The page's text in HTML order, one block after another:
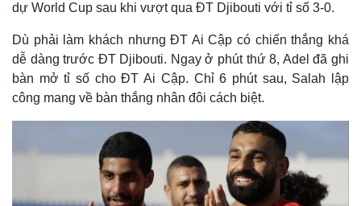
dự World Cup sau khi vượt qua ĐT Djibouti với tỉ số 3-0.
Dù phải làm khách nhưng ĐT Ai Cập có chiến thắng khá
dễ dàng trước ĐT Djibouti. Ngay ở phút thứ 8, Adel đã ghi
bàn mở tỉ số cho ĐT Ai Cập. Chỉ 6 phút sau, Salah lập
công mang về bàn thắng nhân đôi cách biệt.